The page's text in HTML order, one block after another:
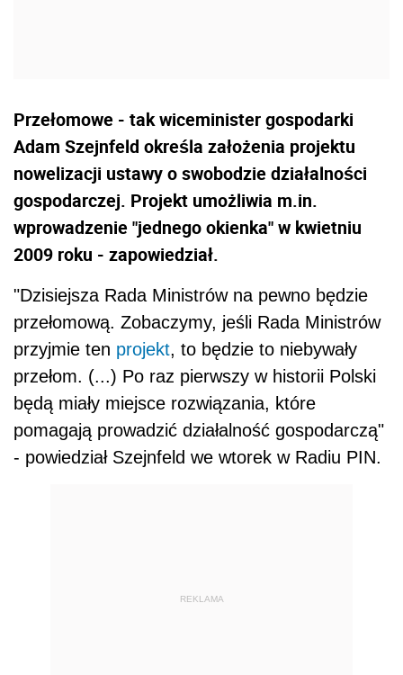
Przełomowe - tak wiceminister gospodarki
Adam Szejnfeld określa założenia projektu
nowelizacji ustawy o swobodzie działalności
gospodarczej. Projekt umożliwia m.in.
wprowadzenie "jednego okienka" w kwietniu
2009 roku - zapowiedział.
"Dzisiejsza Rada Ministrów na pewno będzie
przełomową. Zobaczymy, jeśli Rada Ministrów
przyjmie ten projekt, to będzie to niebywały
przełom. (...) Po raz pierwszy w historii Polski
będą miały miejsce rozwiązania, które
pomagają prowadzić działalność gospodarczą"
- powiedział Szejnfeld we wtorek w Radiu PIN.
REKLAMA